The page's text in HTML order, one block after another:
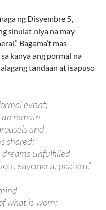
ng Disyembre 5,
sinulat niya na may
Bagama’t mas
kanya ang pormal na
tandaan at isapuso
event;
remain
and
shared;
dreams unfulfilled
sayonara, paalam.”
what is worn;